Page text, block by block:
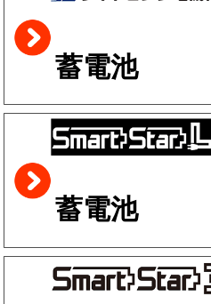
蓄電池
蓄電池